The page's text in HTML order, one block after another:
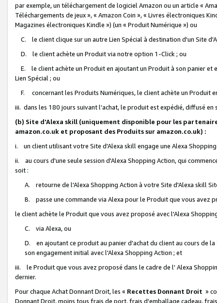
par exemple, un téléchargement de logiciel Amazon ou un article «
Téléchargements de jeux », « Amazon Coin », « Livres électroniques
Magazines électroniques Kindle ») (un « Produit Numérique ») ou
C. le client clique sur un autre Lien Spécial à destination d'un Site
D. le client achète un Produit via notre option 1-Click ; ou
E. le client achète un Produit en ajoutant un Produit à son panier et
Lien Spécial ; ou
F. concernant les Produits Numériques, le client achète un Produit
iii. dans les 180 jours suivant l'achat, le produit est expédié, diffusé
(b) Site d'Alexa skill (uniquement disponible pour les
amazon.co.uk et proposant des Produits sur amazon.co.uk) :
i. un client utilisant votre Site d'Alexa skill engage une Alexa
ii. au cours d'une seule session d'Alexa Shopping Action, qui
soit :
A. retourne de l'Alexa Shopping Action à votre Site d'Alexa skill
B. passe une commande via Alexa pour le Produit que vous avez
le client achète le Produit que vous avez proposé avec l'Alexa
C. via Alexa, ou
D. en ajoutant ce produit au panier d'achat du client au cours de
son engagement initial avec l'Alexa Shopping Action ; et
iii. le Produit que vous avez proposé dans le cadre de l' Alexa
dernier.
Pour chaque Achat Donnant Droit, les « Recettes Donnant Droit »
Donnant Droit, moins tous frais de port, frais d'emballage cadeau,